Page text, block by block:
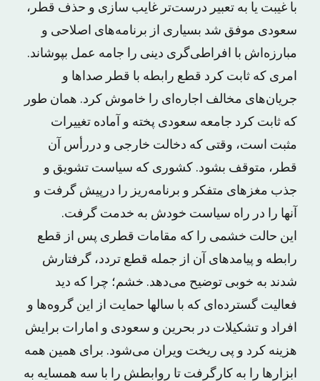
با غیبت یا به تعبیر درست‌تر غایب سازی و حذف قطر،
سعودی موفق شد بسیاری از برنامه‌های اصلاحی‌ و
مبارزه‌اش با افراطی‌گری دینی را جامه عمل بپوشاند.
امری که ثابت کرد قطع رابطه با قطر صداها و
جریان‌های مخالف اجاره‌ای را خاموش کرد. همان طور
که ثابت کرد جامعه سعودی پخته و آماده تغییرات
مثبت است، وقتی که دخالت خارجی و دررأس آن
قطر، متوقف بشود. کشوری که سیاست تشویق و
جذب مغزهای متفکر و برنامه‌ریز را درپیش گرفت و
آنها را در راه سیاست خودش به خدمت گرفت.
این حالت خشمی را که مقامات قطری پس از قطع
رابطه و پیامدهای آن از جمله قطع تردد، گرفتارش
شدند به خوبی توضیح می‌دهد. خشم؛ چرا که دید
فعالیت گسترده‌ای که با سالها حمایت از این گروه‌ها و
افراد و تشکیلات در بحرین و سعودی و امارات برایش
هزینه کرد و پی ریخت ویران می‌شود. برای همین همه
ابزارها را به کارگرفت تا روابطش را با سه همسایه به